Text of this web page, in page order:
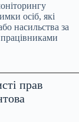
осіб, які
насильства за
прав